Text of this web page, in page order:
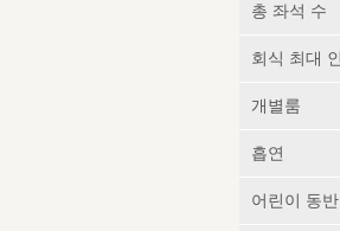
총 좌석 수
회식 최대
개별룸
흡연
어린이 동반